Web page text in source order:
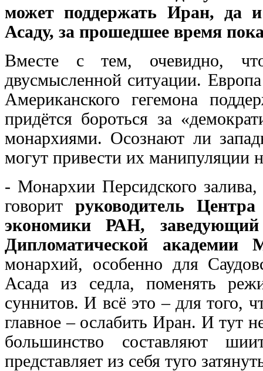
может поддержать Иран, да
Асаду, за прошедшее время
Вместе с тем, очевидно,
двусмысленной ситуации.
Американского гегемона
придётся бороться за
монархиями. Осознают ли
могут привести их манипуляции
- Монархии Персидского
говорит руководитель
экономики РАН,
Дипломатической
монархий, особенно для
Асада из седла, поменять
суннитов. И всё это – для того,
главное – ослабить Иран. И тут
большинство составляют
представляет из себя туго